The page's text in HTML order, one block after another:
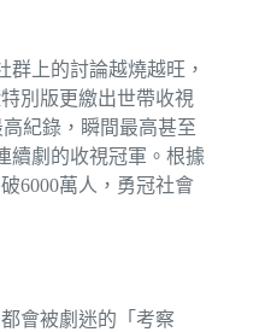
群上的討論越燒越旺，
別版更繳出世帶收視
高紀錄，瞬間最高甚至
續劇的收視冠軍。根據
6000萬人，勇冠社會
會被劇迷的「考察